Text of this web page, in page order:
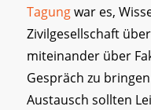
Tagungwar es,
Zivilgesellschaft
miteinander über
Gespräch zu
Austausch sollten